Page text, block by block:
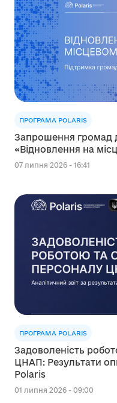
ПРОГРАМА POLARIS
Запрошення громад
«Відновлення на
07 липня 2026 - 16:41
ПРОГРАМА POLARIS
Задоволеність
ЦНАП: Результати
Polaris
01 липня 2026 - 09:00